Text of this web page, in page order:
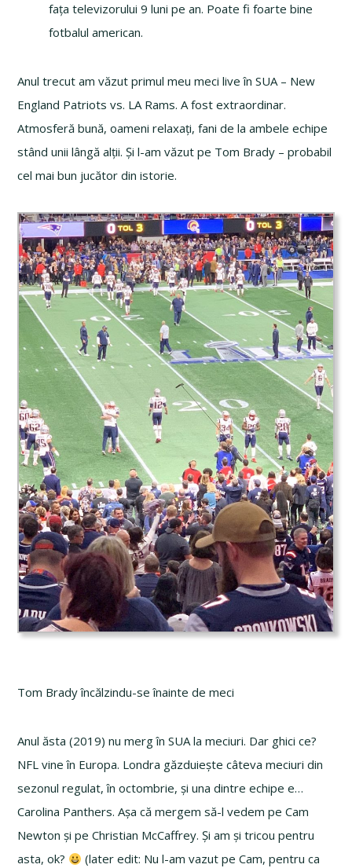
fața televizorului 9 luni pe an. Poate fi foarte bine
fotbalul american.
Anul trecut am văzut primul meu meci live în SUA – New
England Patriots vs. LA Rams. A fost extraordinar.
Atmosferă bună, oameni relaxați, fani de la ambele echipe
stând unii lângă alții. Și l-am văzut pe Tom Brady – probabil
cel mai bun jucător din istorie.
Tom Brady încălzindu-se înainte de meci
Anul ăsta (2019) nu merg în SUA la meciuri. Dar ghici ce?
NFL vine în Europa. Londra găzduiește câteva meciuri din
sezonul regulat, în octombrie, și una dintre echipe e…
Carolina Panthers. Așa că mergem să-l vedem pe Cam
Newton și pe Christian McCaffrey. Și am și tricou pentru
asta, ok?
(later edit: Nu l-am vazut pe Cam, pentru ca